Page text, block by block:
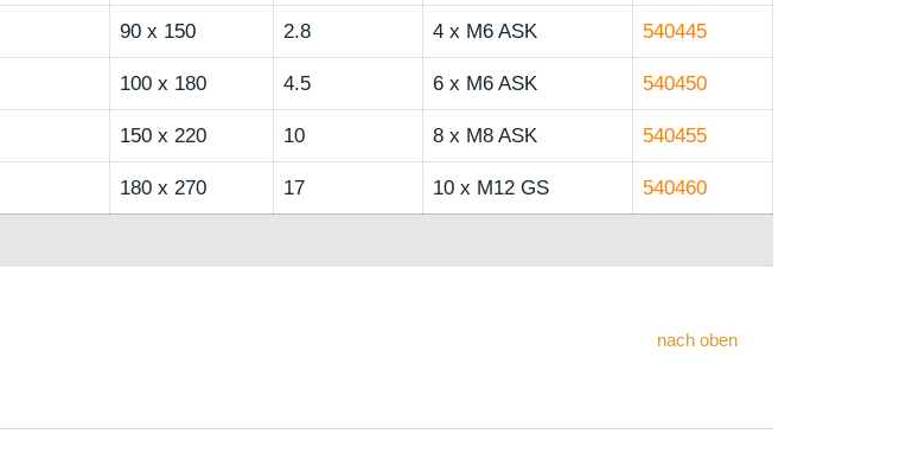
90 x 150 2.8 4 x M6 ASK 540445
100 x 180 4.5 6 x M6 ASK 540450
150 x 220 10 8 x M8 ASK 540455
180 x 270 17 10 x M12 GS 540460
nach oben